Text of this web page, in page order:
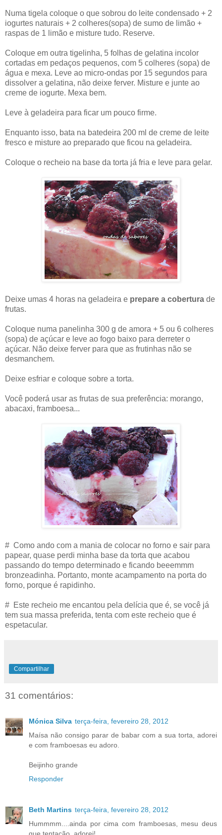
Numa tigela coloque o que sobrou do leite condensado + 2
iogurtes naturais + 2 colheres(sopa) de sumo de limão +
raspas de 1 limão e misture tudo. Reserve.
Coloque em outra tigelinha, 5 folhas de gelatina incolor
cortadas em pedaços pequenos, com 5 colheres (sopa) de
água e mexa. Leve ao micro-ondas por 15 segundos para
dissolver a gelatina, não deixe ferver. Misture e junte ao
creme de iogurte. Mexa bem.
Leve à geladeira para ficar um pouco firme.
Enquanto isso, bata na batedeira 200 ml de creme de leite
fresco e misture ao preparado que ficou na geladeira.
Coloque o recheio na base da torta já fria e leve para gelar.
Deixe umas 4 horas na geladeira e prepare a cobertura de
frutas.
Coloque numa panelinha 300 g de amora + 5 ou 6 colheres
(sopa) de açúcar e leve ao fogo baixo para derreter o
açúcar. Não deixe ferver para que as frutinhas não se
desmanchem.
Deixe esfriar e coloque sobre a torta.
Você poderá usar as frutas de sua preferência: morango,
abacaxi, framboesa...
# Como ando com a mania de colocar no forno e sair para
papear, quase perdi minha base da torta que acabou
passando do tempo determinado e ficando beeemmm
bronzeadinha. Portanto, monte acampamento na porta do
forno, porque é rapidinho.
# Este recheio me encantou pela delícia que é, se você já
tem sua massa preferida, tenta com este recheio que é
espetacular.
Compartilhar
31 comentários:
Mónica Silva terça-feira, fevereiro 28, 2012
Maísa não consigo parar de babar com a sua torta, adorei
e com framboesas eu adoro.
Beijinho grande
Responder
Beth Martins terça-feira, fevereiro 28, 2012
Hummmm....ainda por cima com framboesas, mesu deus